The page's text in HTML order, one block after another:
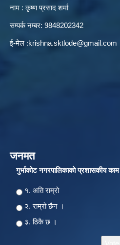
नाम : कृष्ण प्रसाद शर्मा
सम्पर्क नम्बर: 9848202342
ई-मेल :krishna.sktlode@gmail.com
जनमत
गुर्भाकोट नगरपालिकाकाे प्रशासकीय
Choices
१. अति राम्रो
२‍‍. राम्रो छैन ।
३. ठिकै छ ।